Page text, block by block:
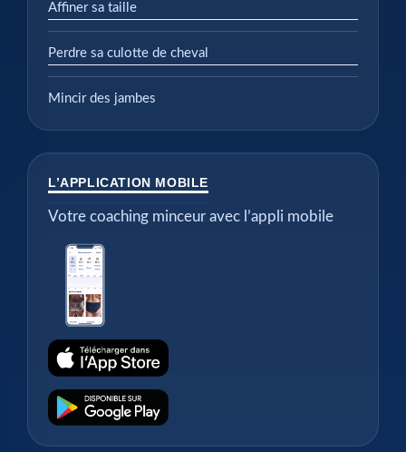
Affiner sa taille
Perdre sa culotte de cheval
Mincir des jambes
L’APPLICATION MOBILE
Votre coaching minceur avec l’appli mobile